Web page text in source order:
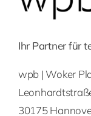
Ihr Partner für
wpb | Woker
30175